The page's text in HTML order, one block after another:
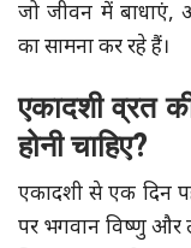
जो जीवन में बाधाएं,
का सामना कर रहे हैं।
एकादशी व्रत
होनी चाहिए?
एकादशी से एक दिन
पर भगवान विष्णु और